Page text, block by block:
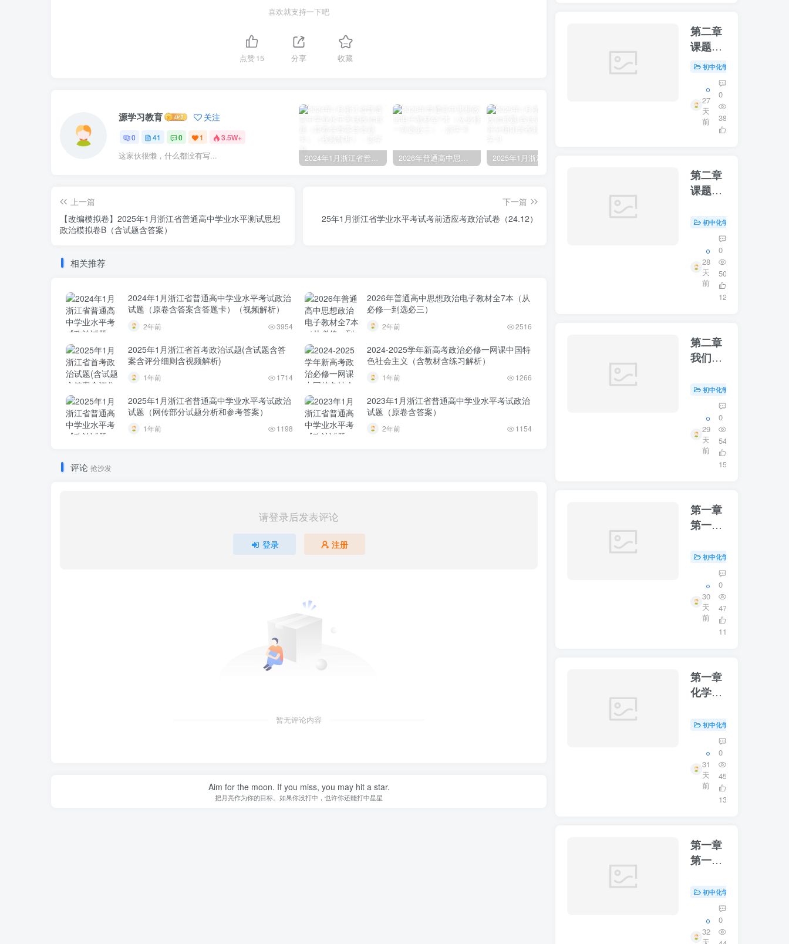
喜欢就支持一下吧
点赞15 分享 收藏
源学习教育 关注
0 41 0 1 3.5W+
这家伙很懒，什么都没有写... 2024年1月浙江省普通高中学业水平考试政治试题（原卷含答案含答题卡）（视频解析） 2026年普通高中思想政治电子教材全7本（从必修一到选必三）
上一篇
【改编模拟卷】2025年1月浙江省普通高中学业水平测试思想
政治模拟卷B（含试题含答案）
下一篇
25年1月浙江省学业水平考试考前适应考政治试卷（24.12）
相关推荐
2024年1月浙江省普通高中学业水平考试政治
试题（原卷含答案含答题卡）（视频解析）
2年前 3954
2026年普通高中思想政治电子教材全7本（从
必修一到选必三）
2年前 2516
2025年1月浙江省首考政治试题(含试题含答
案含评分细则含视频解析)
1年前 1714
2024-2025学年新高考政治必修一网课中国特
色社会主义（含教材含练习解析）
1年前 1266
2025年1月浙江省普通高中学业水平考试政治
试题（网传部分试题分析和参考答案）
1年前 1198
2023年1月浙江省普通高中学业水平考试政治
试题（原卷含答案）
2年前 1154
评论 抢沙发
请登录后发表评论
登录 注册
暂无评论内容
Aim for the moon. If you miss, you may hit a star.
把月亮作为你的目标。如果你没打中，也许你还能打中星星
第二章
课题二
氧气初中化学
27
天
前
0
38
第二章
课题一
围的空
气第二
课时
初中化学
28
天
前
0
50
12
第二章
我们周
气第一
初中化学
29
天
前
0
54
15
第一章
第一节
时初中化学
30
天
前
0
47
11
第一章
化学实
学探究
第一课
初中化学
31
天
前
0
45
13
第一章
第一节
变化与
初中化学
32
0